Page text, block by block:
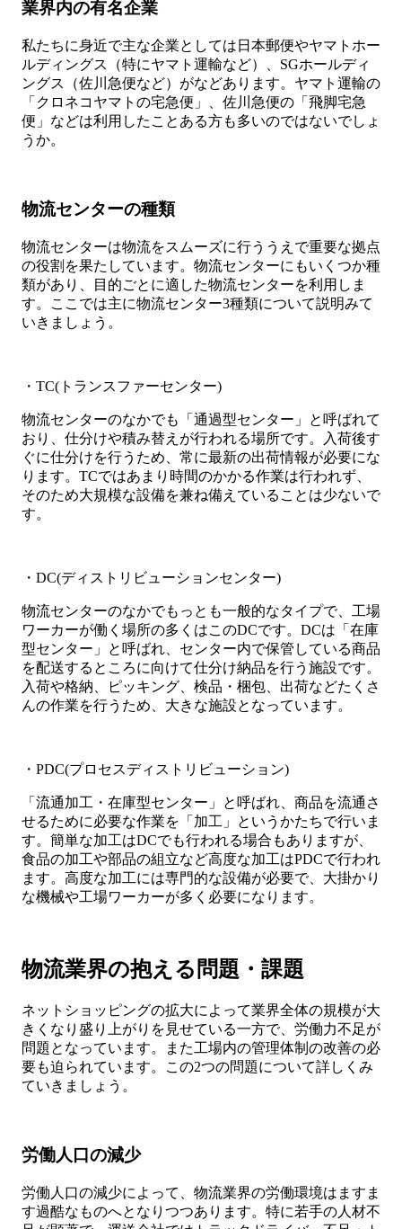
業界内の有名企業
私たちに身近で主な企業としては日本郵便やヤマトホー
ルディングス（特にヤマト運輸など）、SGホールディ
ングス（佐川急便など）がなどあります。ヤマト運輸の
「クロネコヤマトの宅急便」、佐川急便の「飛脚宅急
便」などは利用したことある方も多いのではないでしょ
うか。
物流センターの種類
物流センターは物流をスムーズに行ううえで重要な拠点
の役割を果たしています。物流センターにもいくつか種
類があり、目的ごとに適した物流センターを利用しま
す。ここでは主に物流センター3種類について説明みて
いきましょう。
・TC(トランスファーセンター)
物流センターのなかでも「通過型センター」と呼ばれて
おり、仕分けや積み替えが行われる場所です。入荷後す
ぐに仕分けを行うため、常に最新の出荷情報が必要にな
ります。TCではあまり時間のかかる作業は行われず、
そのため大規模な設備を兼ね備えていることは少ないで
す。
・DC(ディストリビューションセンター)
物流センターのなかでもっとも一般的なタイプで、工場
ワーカーが働く場所の多くはこのDCです。DCは「在庫
型センター」と呼ばれ、センター内で保管している商品
を配送するところに向けて仕分け納品を行う施設です。
入荷や格納、ピッキング、検品・梱包、出荷などたくさ
んの作業を行うため、大きな施設となっています。
・PDC(プロセスディストリビューション)
「流通加工・在庫型センター」と呼ばれ、商品を流通さ
せるために必要な作業を「加工」というかたちで行いま
す。簡単な加工はDCでも行われる場合もありますが、
食品の加工や部品の組立など高度な加工はPDCで行われ
ます。高度な加工には専門的な設備が必要で、大掛かり
な機械や工場ワーカーが多く必要になります。
物流業界の抱える問題・課題
ネットショッピングの拡大によって業界全体の規模が大
きくなり盛り上がりを見せている一方で、労働力不足が
問題となっています。また工場内の管理体制の改善の必
要も迫られています。この2つの問題について詳しくみ
ていきましょう。
労働人口の減少
労働人口の減少によって、物流業界の労働環境はますま
す過酷なものへとなりつつあります。特に若手の人材不